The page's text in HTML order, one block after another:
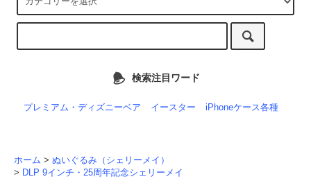
検索注目ワード
プレミアム・ディズニーベア イースター iPhoneケース各種
ホーム > ぬいぐるみ（シェリーメイ）
> DLP 9インチ・25周年記念シェリーメイ